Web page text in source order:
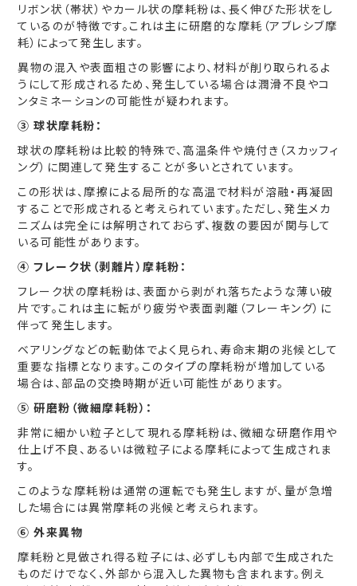
リボン状（帯状）やカール状の摩耗粉は、長く伸びた形状をし
ているのが特徴です。これは主に研磨的な摩耗（アブレシブ摩
耗）によって発生します。
異物の混入や表面粗さの影響により、材料が削り取られるよ
うにして形成されるため、発生している場合は潤滑不良やコ
ンタミネーションの可能性が疑われます。
③ 球状摩耗粉：
球状の摩耗粉は比較的特殊で、高温条件や焼付き（スカッフィ
ング）に関連して発生することが多いとされています。
この形状は、摩擦による局所的な高温で材料が溶融・再凝固
することで形成されると考えられています。ただし、発生メカ
ニズムは完全には解明されておらず、複数の要因が関与して
いる可能性があります。
④ フレーク状（剥離片）摩耗粉：
フレーク状の摩耗粉は、表面から剥がれ落ちたような薄い破
片です。これは主に転がり疲労や表面剥離（フレーキング）に
伴って発生します。
ベアリングなどの転動体でよく見られ、寿命末期の兆候として
重要な指標となります。このタイプの摩耗粉が増加している
場合は、部品の交換時期が近い可能性があります。
⑤ 研磨粉（微細摩耗粉）：
非常に細かい粒子として現れる摩耗粉は、微細な研磨作用や
仕上げ不良、あるいは微粒子による摩耗によって生成されま
す。
このような摩耗粉は通常の運転でも発生しますが、量が急増
した場合には異常摩耗の兆候と考えられます。
⑥ 外来異物
摩耗粉と見做され得る粒子には、必ずしも内部で生成された
ものだけでなく、外部から混入した異物も含まれます。例え